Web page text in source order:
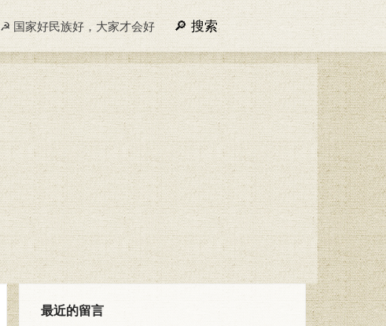
☭ 国家好民族好，大家才会好 搜索
最近的留言